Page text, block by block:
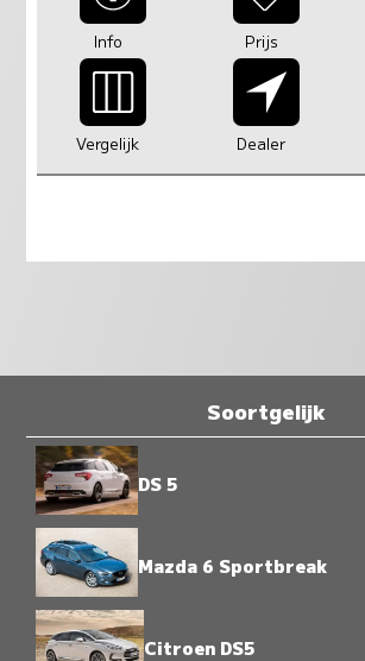
Info Prijs
Vergelijk Dealer
Soortgelijk
DS 5
Mazda 6 Sportbreak
Citroen DS5